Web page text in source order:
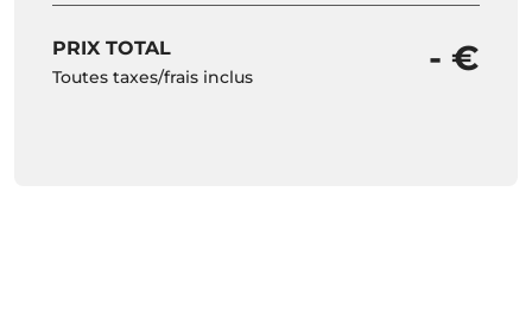
PRIX TOTAL
Toutes taxes/frais inclus - €